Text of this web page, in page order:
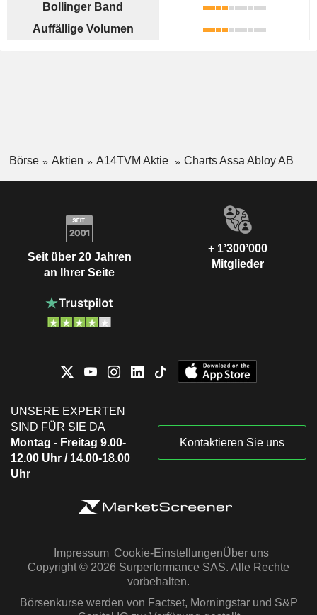
Bollinger Band
Auffällige Volumen
Börse Aktien A14TVM Aktie Charts Assa Abloy AB
Seit über 20 Jahren
an Ihrer Seite
+ 1’300’000
Mitglieder
UNSERE EXPERTEN
SIND FÜR SIE DA
Montag - Freitag 9.00-
12.00 Uhr / 14.00-18.00
Uhr
Kontaktieren Sie uns
Impressum Cookie-EinstellungenÜber uns
Copyright © 2026 Surperformance SAS. Alle Rechte
vorbehalten.
Börsenkurse werden von Factset, Morningstar und S&P